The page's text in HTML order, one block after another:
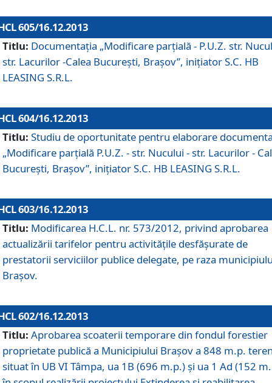
605/16.12.2013
Titlu: Documentaţia „Modificare parţială - P.U.Z. str.
str. Lacurilor -Calea Bucureşti, Braşov”, iniţiator S.C. HB
LEASING S.R.L.
604/16.12.2013
Titlu: Studiu de oportunitate pentru elaborare
„Modificare parţială P.U.Z. - str. Nucului - str. Lacurilor -
Bucureşti, Braşov”, iniţiator S.C. HB LEASING S.R.L.
603/16.12.2013
Titlu: Modificarea H.C.L. nr. 573/2012, privind aprobarea
actualizării tarifelor pentru activităţile desfăşurate de
prestatorii serviciilor publice delegate, pe raza
Braşov.
602/16.12.2013
Titlu: Aprobarea scoaterii temporare din fondul forestier
proprietate publică a Municipiului Braşov a 848 m.p.
situat în UB VI Tâmpa, ua 1B (696 m.p.) şi ua 1 Ad (152